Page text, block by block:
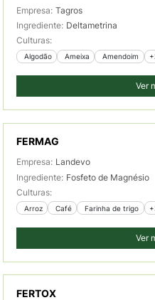
Empresa: Tagros
Ingrediente: Deltametrina
Culturas:
Algodão Ameixa Amendoim
Ver
FERMAG
Empresa: Landevo
Ingrediente: Fosfeto de Magnésio
Culturas:
Arroz Café Farinha de trigo
Ver
FERTOX